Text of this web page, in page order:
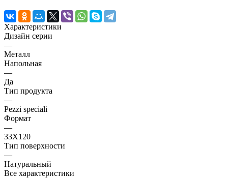
Характеристики
Дизайн серии
—
Металл
Напольная
—
Да
Тип продукта
—
Pezzi speciali
Формат
—
33X120
Тип поверхности
—
Натуральный
Все характеристики